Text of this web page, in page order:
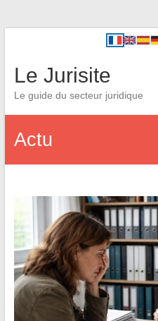
Le Jurisite
Le guide du secteur juridique
Actu